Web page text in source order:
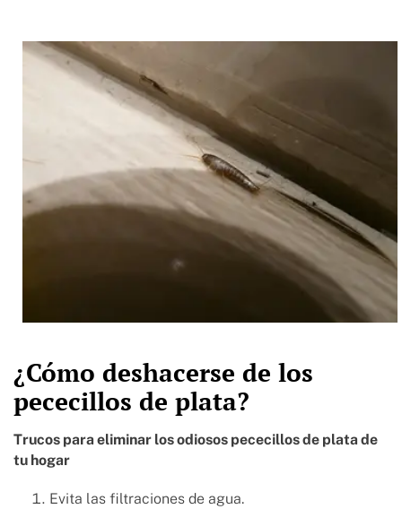
¿Cómo deshacerse de los
pececillos de plata?
Trucos para eliminar los odiosos pececillos de plata de
tu hogar
Evita las filtraciones de agua.